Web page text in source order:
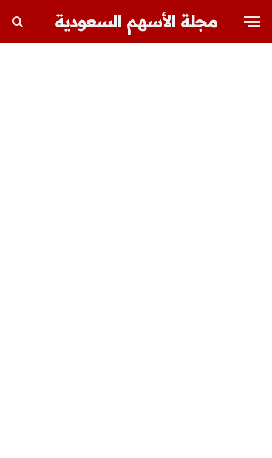
مجلة الأسهم السعودية